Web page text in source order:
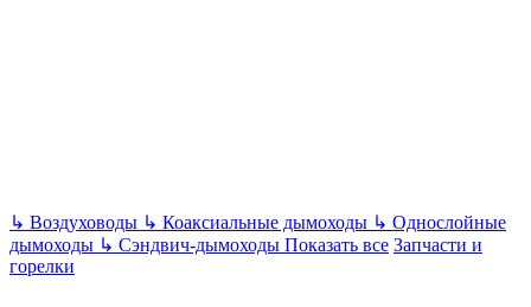
↳ Воздуховоды ↳ Коаксиальные дымоходы ↳ Однослойные
дымоходы ↳ Сэндвич-дымоходы Показать все Запчасти и
горелки